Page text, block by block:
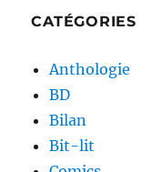
CATÉGORIES
Anthologie
BD
Bilan
Bit-lit